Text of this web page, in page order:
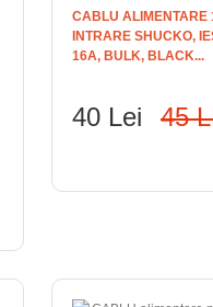
CABLU ALIMENTARE
INTRARE SHUCKO,
16A, BULK, BLACK...
40 Lei 45